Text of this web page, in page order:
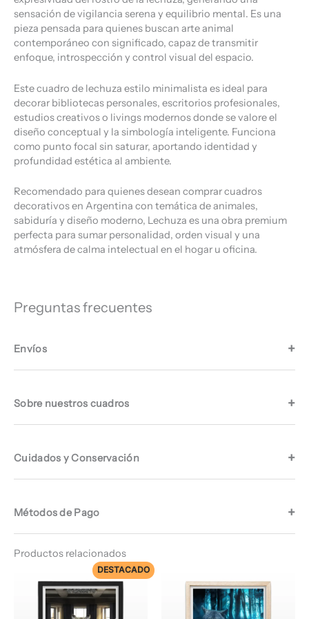
sensación de vigilancia serena y equilibrio mental. Es una
pieza pensada para quienes buscan arte animal
contemporáneo con significado, capaz de transmitir
enfoque, introspección y control visual del espacio.
Este cuadro de lechuza estilo minimalista es ideal para
decorar bibliotecas personales, escritorios profesionales,
estudios creativos o livings modernos donde se valore el
diseño conceptual y la simbología inteligente. Funciona
como punto focal sin saturar, aportando identidad y
profundidad estética al ambiente.
Recomendado para quienes desean comprar cuadros
decorativos en Argentina con temática de animales,
sabiduría y diseño moderno, Lechuza es una obra premium
perfecta para sumar personalidad, orden visual y una
atmósfera de calma intelectual en el hogar u oficina.
Preguntas frecuentes
Envíos
Sobre nuestros cuadros
Cuidados y Conservación
Métodos de Pago
Productos relacionados
DESTACADO
Rango
de
de